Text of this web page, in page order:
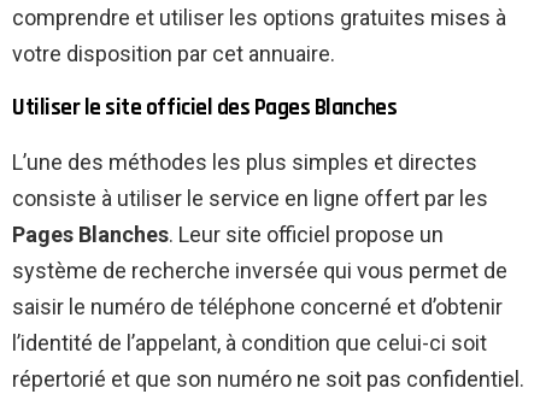
comprendre et utiliser les options gratuites mises à
votre disposition par cet annuaire.
Utiliser le site officiel des Pages Blanches
L’une des méthodes les plus simples et directes
consiste à utiliser le service en ligne offert par les
Pages Blanches. Leur site officiel propose un
système de recherche inversée qui vous permet de
saisir le numéro de téléphone concerné et d’obtenir
l’identité de l’appelant, à condition que celui-ci soit
répertorié et que son numéro ne soit pas confidentiel.